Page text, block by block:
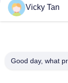
Sc RPA au
Fiber Optic Patch
La correction de
Vicky Tan
Good day, what